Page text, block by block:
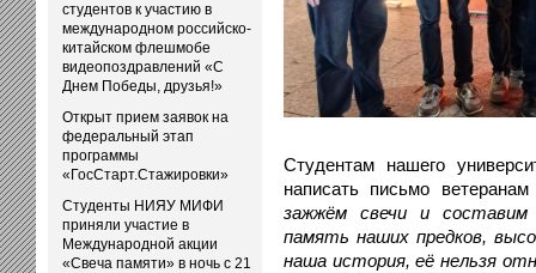
студентов к участию в
международном российско-
китайском флешмобе
видеопоздравлений «С
Днем Победы, друзья!»
Открыт прием заявок на
федеральный этап
программы
«ГосСтарт.Стажировки»
Студенты НИЯУ МИФИ
приняли участие в
Международной акции
«Свеча памяти» в ночь с 21
Студентам нашего
написать письмо
зажжём свечи и
память наших предков,
наша история, её нельзя